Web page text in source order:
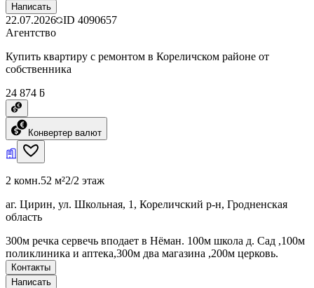
Написать
22.07.2026 ID 4090657
Агентство
Купить квартиру с ремонтом в Кореличском районе от
собственника
24 874 ƃ
Конвертер валют
2 комн.52 м²2/2 этаж
аг. Цирин, ул. Школьная, 1, Кореличский р-н, Гродненская
область
300м речка сервечь вподает в Нёман. 100м школа д. Сад ,100м
поликлиника и аптека,300м два магазина ,200м церковь.
Контакты
Написать